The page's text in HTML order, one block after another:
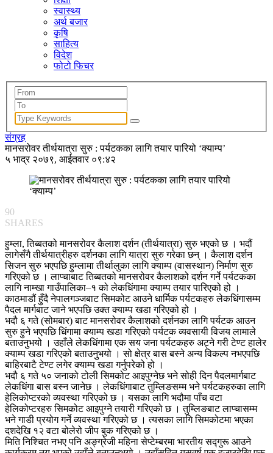
स्वास्थ्य
अर्थ बजार
कृषि
साहित्य
विदेश
फोटो फिचर
संग्रह
मानसरोवर तीर्थयात्रा सुरु : पर्यटकका लागि तयार पारियो ‘क्याम्प’
५ भाद्र २०७९, आईतवार ०९:४२
90
SHARES
हुम्ला, तिब्बतको मानसरोवर कैलाश दर्शन (तीर्थयात्रा) सुरु भएको छ । भदौं
लागेसँगै तीर्थयात्रीहरु दर्शनका लागि यात्रा सुरु गरेका छन् । कैलाश दर्शन
सिजन सुरु भएपछि हुम्लामा तीर्थालुका लागि क्याम्प (वासस्थान) निर्माण सुरु
गरिएको छ । लाप्चाबाट तिब्बतको मानसरोवर कैलाशको दर्शन गर्ने पर्यटकका
लागि नाम्खा गाउँपालिका–१ को लेकधिंगामा क्याम्प तयार पारिएको हो ।
काठमाडौं हुँदै नेपालगञ्जबाट सिमकोट आउने धार्मिक पर्यटकहरु लेकधिंगासम्म
पैदल मार्गबाट जाने भएपछि उक्त क्याम्प खडा गरिएको हो ।
भदौ ६ गते (सोमबार) बाट मानसरोवर कैलाशको दर्शनका लागि पर्यटक आउन
सुरु हुने भएपछि धिंगामा क्याम्प खडा गरिएको पर्यटक व्यवसायी विजय लामाले
बताउनुुभयो । उहाँले लेकधिंगामा एक सय जना पर्यटकहरु अट्ने गरी टेण्ट हालेर
क्याम्प खडा गरिएको बताउनुुभयो । सो क्षेत्र बास बस्ने अन्य विकल्प नभएपछि
बाहिरबाटै टेण्ट लगेर क्याम्प खडा गर्नुपरेको हो ।
भदौ ६ गते ५० जनाको टोली सिमकोट आइपुग्नेछ भने सोही दिन पैदलमार्गबाट
लेकधिंगा बास बस्न जानेछ । लेकधिंगाबाट तुम्लिङसम्म भने पर्यटकहरुका लागि
हेलिकोप्टरको व्यवस्था गरिएको छ । यसका लागि भदौमा पाँच वटा
हेलिकोप्टरहरु सिमकोट आइपुग्ने तयारी गरिएको छ । तुम्लिङबाट लाप्चासम्म
भने गाडी प्रयोग गर्ने व्यवस्था गरिएको छ । त्यसका लागि सिमकोटमा भएका
दशदेखि १२ वटा बोलेरो जीप बुक गरिएको छ ।
मिति निश्चित नभए पनि अङ्ग्रेजी महिना सेप्टेम्बरमा भारतीय सद्गुरू आउने